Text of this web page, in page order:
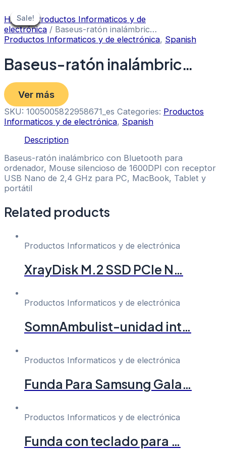
to
content
Sale!
Home/ Productos Informaticos y de
electrónica / Baseus-ratón inalámbric…
Productos Informaticos y de electrónica, Spanish
Baseus-ratón inalámbric…
Ver más
SKU: 1005005822958671_es Categories: Productos
Informaticos y de electrónica, Spanish
Description
Baseus-ratón inalámbrico con Bluetooth para
ordenador, Mouse silencioso de 1600DPI con receptor
USB Nano de 2,4 GHz para PC, MacBook, Tablet y
portátil
Related products
Sale!
Sale!
Productos Informaticos y de electrónica
XrayDisk M.2 SSD PCIe N…
Sale!
Sale!
Productos Informaticos y de electrónica
SomnAmbulist-unidad int…
Sale!
Sale!
Productos Informaticos y de electrónica
Funda Para Samsung Gala…
Sale!
Sale!
Productos Informaticos y de electrónica
Funda con teclado para …